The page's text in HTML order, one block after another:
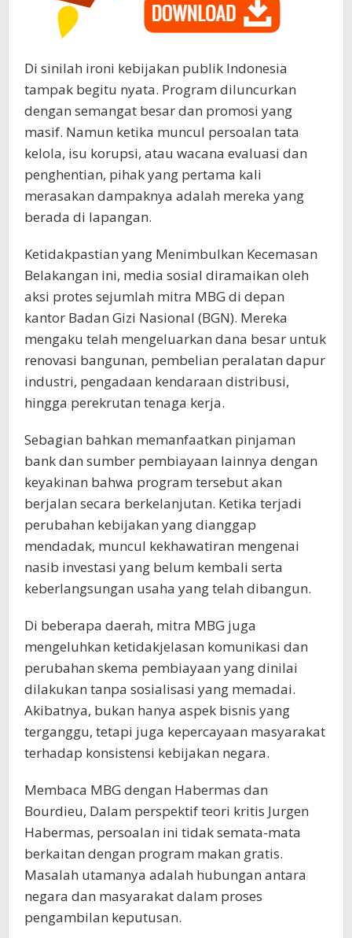
Di sinilah ironi kebijakan publik Indonesia
tampak begitu nyata. Program diluncurkan
dengan semangat besar dan promosi yang
masif. Namun ketika muncul persoalan tata
kelola, isu korupsi, atau wacana evaluasi dan
penghentian, pihak yang pertama kali
merasakan dampaknya adalah mereka yang
berada di lapangan.
Ketidakpastian yang Menimbulkan Kecemasan
Belakangan ini, media sosial diramaikan oleh
aksi protes sejumlah mitra MBG di depan
kantor Badan Gizi Nasional (BGN). Mereka
mengaku telah mengeluarkan dana besar untuk
renovasi bangunan, pembelian peralatan dapur
industri, pengadaan kendaraan distribusi,
hingga perekrutan tenaga kerja.
Sebagian bahkan memanfaatkan pinjaman
bank dan sumber pembiayaan lainnya dengan
keyakinan bahwa program tersebut akan
berjalan secara berkelanjutan. Ketika terjadi
perubahan kebijakan yang dianggap
mendadak, muncul kekhawatiran mengenai
nasib investasi yang belum kembali serta
keberlangsungan usaha yang telah dibangun.
Di beberapa daerah, mitra MBG juga
mengeluhkan ketidakjelasan komunikasi dan
perubahan skema pembiayaan yang dinilai
dilakukan tanpa sosialisasi yang memadai.
Akibatnya, bukan hanya aspek bisnis yang
terganggu, tetapi juga kepercayaan masyarakat
terhadap konsistensi kebijakan negara.
Membaca MBG dengan Habermas dan
Bourdieu, Dalam perspektif teori kritis Jurgen
Habermas, persoalan ini tidak semata-mata
berkaitan dengan program makan gratis.
Masalah utamanya adalah hubungan antara
negara dan masyarakat dalam proses
pengambilan keputusan.